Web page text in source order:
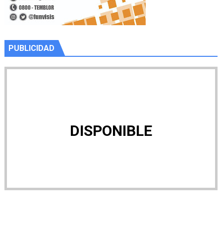
PUBLICIDAD
DISPONIBLE